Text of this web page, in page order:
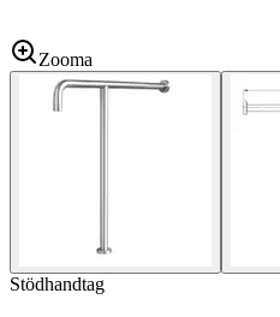
Zooma
Stödhandtag